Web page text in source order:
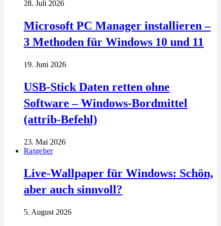
28. Juli 2026
Microsoft PC Manager installieren –
3 Methoden für Windows 10 und 11
19. Juni 2026
USB-Stick Daten retten ohne
Software – Windows-Bordmittel
(attrib-Befehl)
23. Mai 2026
Ratgeber
Live-Wallpaper für Windows: Schön,
aber auch sinnvoll?
5. August 2026